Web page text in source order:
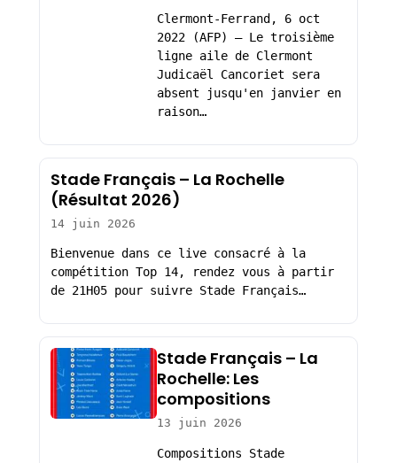
Clermont-Ferrand, 6 oct
2022 (AFP) – Le troisième
ligne aile de Clermont
Judicaël Cancoriet sera
absent jusqu'en janvier en
raison…
Stade Français – La Rochelle
(Résultat 2026)
14 juin 2026
Bienvenue dans ce live consacré à la
compétition Top 14, rendez vous à partir
de 21H05 pour suivre Stade Français…
Stade Français – La
Rochelle: Les
compositions
13 juin 2026
Compositions Stade